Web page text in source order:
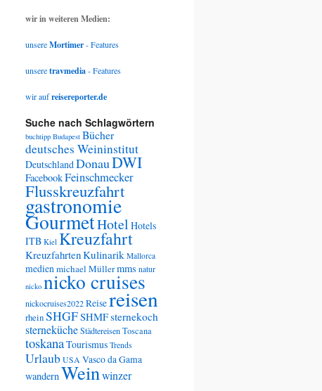
wir in weiteren Medien:
unsereMortimer- Features
unseretravmedia- Features
wir aufreisereporter.de
Suche nach Schlagwörtern
buchtipp Budapest Bücher
deutsches Weininstitut
DeutschlandDonauDWI
FacebookFeinschmecker
Flusskreuzfahrt
gastronomie
GourmetHotel Hotels
ITB Kiel Kreuzfahrt
KreuzfahrtenKulinarik Mallorca
medienmichael Müllermms natur
nicko nicko cruises
nickocruises2022Reisereisen
rheinSHGFSHMFsternekoch
sternekücheStädtereisenToscana
toskanaTourismus Trends
Urlaub USA Vasco da Gama
wandernWeinwinzer